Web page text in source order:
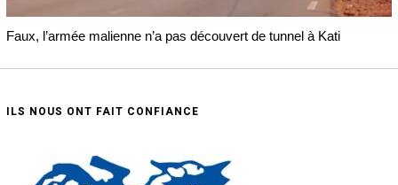
Faux, l’armée malienne n’a pas découvert de tunnel à Kati
ILS NOUS ONT FAIT CONFIANCE